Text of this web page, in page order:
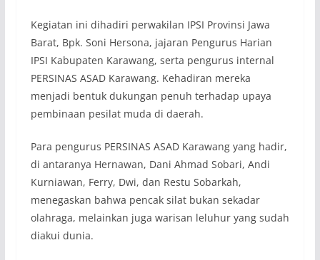
Kegiatan ini dihadiri perwakilan IPSI Provinsi Jawa
Barat, Bpk. Soni Hersona, jajaran Pengurus Harian
IPSI Kabupaten Karawang, serta pengurus internal
PERSINAS ASAD Karawang. Kehadiran mereka
menjadi bentuk dukungan penuh terhadap upaya
pembinaan pesilat muda di daerah.
Para pengurus PERSINAS ASAD Karawang yang hadir,
di antaranya Hernawan, Dani Ahmad Sobari, Andi
Kurniawan, Ferry, Dwi, dan Restu Sobarkah,
menegaskan bahwa pencak silat bukan sekadar
olahraga, melainkan juga warisan leluhur yang sudah
diakui dunia.